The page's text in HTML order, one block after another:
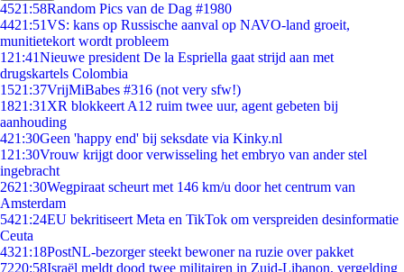
4521:58Random Pics van de Dag #1980
4421:51VS: kans op Russische aanval op NAVO-land groeit,
munitietekort wordt probleem
1 21:41Nieuwe president De la Espriella gaat strijd aan met
drugskartels Colombia
1521:37VrijMiBabes #316 (not very sfw!)
1821:31 XR blokkeert A12 ruim twee uur, agent gebeten bij
aanhouding
421:30Geen 'happy end' bij seksdate via Kinky.nl
1 21:30Vrouw krijgt door verwisseling het embryo van ander stel
ingebracht
2621:30Wegpiraat scheurt met 146 km/u door het centrum van
Amsterdam
5421:24EU bekritiseert Meta en TikTok om verspreiden desinformatie
Ceuta
4321:18PostNL-bezorger steekt bewoner na ruzie over pakket
7220:58Israël meldt dood twee militairen in Zuid-Libanon, vergelding